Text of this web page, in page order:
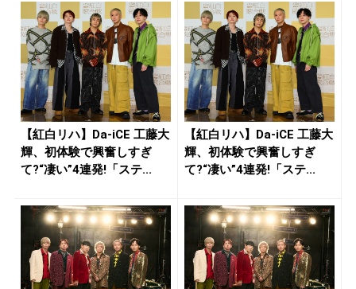
【紅白リハ】Da-iCE 工藤大
輝、初体験で興奮しすぎ
て?“凄い”4連発!「ステ...
【紅白リハ】Da-iCE 工藤大
輝、初体験で興奮しすぎ
て?“凄い”4連発!「ステ...